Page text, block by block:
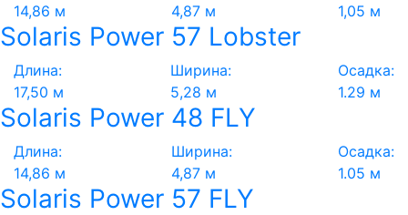
14,86 м
4,87 м
1,05 м
Solaris Power 57 Lobster
Длина:
17,50 м
Ширина:
5,28 м
Осадка:
1.29 м
Solaris Power 48 FLY
Длина:
14,86 м
Ширина:
4,87 м
Осадка:
1.05 м
Solaris Power 57 FLY